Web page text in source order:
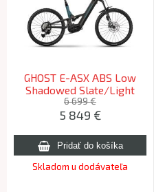
GHOST E-ASX ABS Low
Shadowed Slate/Light
Navy Blue Glossy - S (157-
170cm) 2026
6 699 €
5 849 €
Skladom u dodávateľa